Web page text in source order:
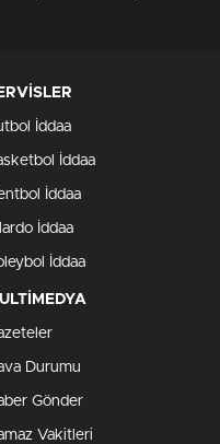
İddaa
İddaa
İddaa
İddaa
İddaa
Durumu
Gönder
Vakitleri